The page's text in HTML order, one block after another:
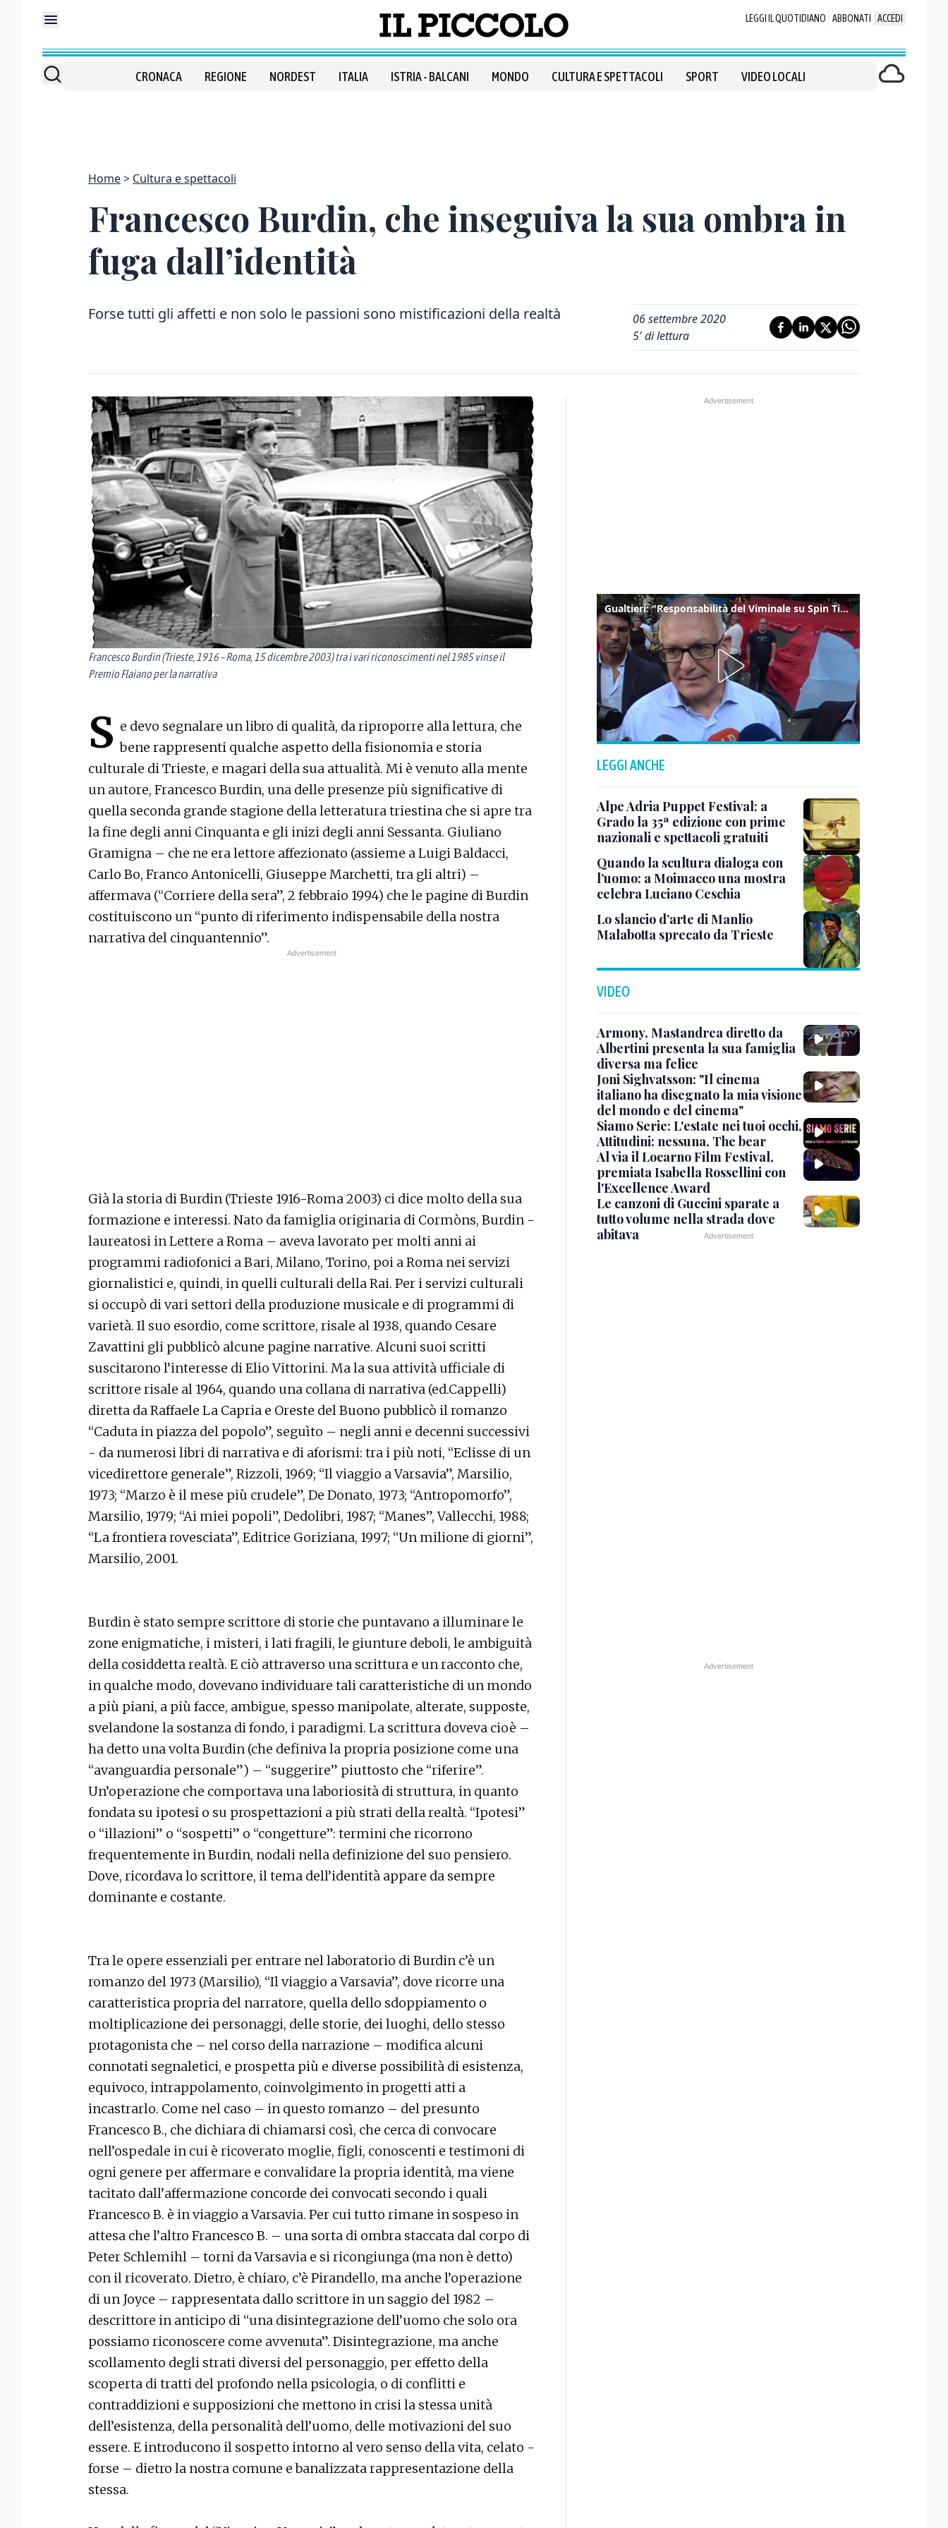
LEGGI IL QUOTIDIANO ABBONATI ACCEDI
CRONACA REGIONE NORDEST ITALIA ISTRIA - BALCANI MONDO CULTURA E SPETTACOLI SPORT VIDEO LOCALI
Home Cultura e spettacoli
Francesco Burdin, che inseguiva la sua ombra in
fuga dall’identità
Forse tutti gli affetti e non solo le passioni sono mistificazioni della realtà
06 settembre 2020
5' di lettura
Francesco Burdin (Trieste, 1916 – Roma, 15 dicembre 2003) tra i vari riconoscimenti nel 1985 vinse il
Premio Flaiano per la narrativa
S e devo segnalare un libro di qualità, da riproporre alla lettura, che
bene rappresenti qualche aspetto della fisionomia e storia
culturale di Trieste, e magari della sua attualità. Mi è venuto alla mente
un autore, Francesco Burdin, una delle presenze più significative di
quella seconda grande stagione della letteratura triestina che si apre tra
la fine degli anni Cinquanta e gli inizi degli anni Sessanta. Giuliano
Gramigna – che ne era lettore affezionato (assieme a Luigi Baldacci,
Carlo Bo, Franco Antonicelli, Giuseppe Marchetti, tra gli altri) –
affermava (“Corriere della sera”, 2 febbraio 1994) che le pagine di Burdin
costituiscono un “punto di riferimento indispensabile della nostra
narrativa del cinquantennio”.
Già la storia di Burdin (Trieste 1916-Roma 2003) ci dice molto della sua
formazione e interessi. Nato da famiglia originaria di Cormòns, Burdin -
laureatosi in Lettere a Roma – aveva lavorato per molti anni ai
programmi radiofonici a Bari, Milano, Torino, poi a Roma nei servizi
giornalistici e, quindi, in quelli culturali della Rai. Per i servizi culturali
si occupò di vari settori della produzione musicale e di programmi di
varietà. Il suo esordio, come scrittore, risale al 1938, quando Cesare
Zavattini gli pubblicò alcune pagine narrative. Alcuni suoi scritti
suscitarono l’interesse di Elio Vittorini. Ma la sua attività ufficiale di
scrittore risale al 1964, quando una collana di narrativa (ed.Cappelli)
diretta da Raffaele La Capria e Oreste del Buono pubblicò il romanzo
“Caduta in piazza del popolo”, seguìto – negli anni e decenni successivi
- da numerosi libri di narrativa e di aforismi: tra i più noti, “Eclisse di un
vicedirettore generale”, Rizzoli, 1969; “Il viaggio a Varsavia”, Marsilio,
1973; “Marzo è il mese più crudele”, De Donato, 1973; “Antropomorfo”,
Marsilio, 1979; “Ai miei popoli”, Dedolibri, 1987; “Manes”, Vallecchi, 1988;
“La frontiera rovesciata”, Editrice Goriziana, 1997; “Un milione di giorni”,
Marsilio, 2001.
Burdin è stato sempre scrittore di storie che puntavano a illuminare le
zone enigmatiche, i misteri, i lati fragili, le giunture deboli, le ambiguità
della cosiddetta realtà. E ciò attraverso una scrittura e un racconto che,
in qualche modo, dovevano individuare tali caratteristiche di un mondo
a più piani, a più facce, ambigue, spesso manipolate, alterate, supposte,
svelandone la sostanza di fondo, i paradigmi. La scrittura doveva cioè –
ha detto una volta Burdin (che definiva la propria posizione come una
“avanguardia personale”) – “suggerire” piuttosto che “riferire”.
Un’operazione che comportava una laboriosità di struttura, in quanto
fondata su ipotesi o su prospettazioni a più strati della realtà. “Ipotesi”
o “illazioni” o “sospetti” o “congetture”: termini che ricorrono
frequentemente in Burdin, nodali nella definizione del suo pensiero.
Dove, ricordava lo scrittore, il tema dell’identità appare da sempre
dominante e costante.
Tra le opere essenziali per entrare nel laboratorio di Burdin c’è un
romanzo del 1973 (Marsilio), “Il viaggio a Varsavia”, dove ricorre una
caratteristica propria del narratore, quella dello sdoppiamento o
moltiplicazione dei personaggi, delle storie, dei luoghi, dello stesso
protagonista che – nel corso della narrazione – modifica alcuni
connotati segnaletici, e prospetta più e diverse possibilità di esistenza,
equivoco, intrappolamento, coinvolgimento in progetti atti a
incastrarlo. Come nel caso – in questo romanzo – del presunto
Francesco B., che dichiara di chiamarsi così, che cerca di convocare
nell’ospedale in cui è ricoverato moglie, figli, conoscenti e testimoni di
ogni genere per affermare e convalidare la propria identità, ma viene
tacitato dall’affermazione concorde dei convocati secondo i quali
Francesco B. è in viaggio a Varsavia. Per cui tutto rimane in sospeso in
attesa che l’altro Francesco B. – una sorta di ombra staccata dal corpo di
Peter Schlemihl – torni da Varsavia e si ricongiunga (ma non è detto)
con il ricoverato. Dietro, è chiaro, c’è Pirandello, ma anche l’operazione
di un Joyce – rappresentata dallo scrittore in un saggio del 1982 –
descrittore in anticipo di “una disintegrazione dell’uomo che solo ora
possiamo riconoscere come avvenuta”. Disintegrazione, ma anche
scollamento degli strati diversi del personaggio, per effetto della
scoperta di tratti del profondo nella psicologia, o di conflitti e
contraddizioni e supposizioni che mettono in crisi la stessa unità
dell’esistenza, della personalità dell’uomo, delle motivazioni del suo
essere. E introducono il sospetto intorno al vero senso della vita, celato -
forse – dietro la nostra comune e banalizzata rappresentazione della
stessa.
Gualtieri: "Responsabilità del Viminale su Spin Time? La posizione dei partiti è nota"
LEGGI ANCHE
Alpe Adria Puppet Festival: a
Grado la 35ª edizione con prime
nazionali e spettacoli gratuiti
Quando la scultura dialoga con
l’uomo: a Moimacco una mostra
celebra Luciano Ceschia
Lo slancio d’arte di Manlio
Malabotta sprecato da Trieste
VIDEO
Armony, Mastandrea diretto da
Albertini presenta la sua famiglia
diversa ma felice
Joni Sighvatsson: "Il cinema
italiano ha disegnato la mia visione
del mondo e del cinema"
Siamo Serie: L'estate nei tuoi occhi,
Attitudini: nessuna, The bear
Al via il Locarno Film Festival,
premiata Isabella Rossellini con
l'Excellence Award
Le canzoni di Guccini sparate a
tutto volume nella strada dove
abitava